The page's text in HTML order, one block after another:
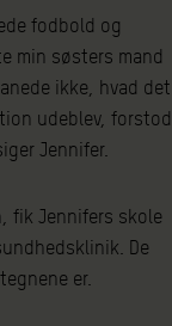
fodbold og
min søsters mand
ikke, hvad det
udeblev, forstod
Jennifer.
fik Jennifers skole
De
er.